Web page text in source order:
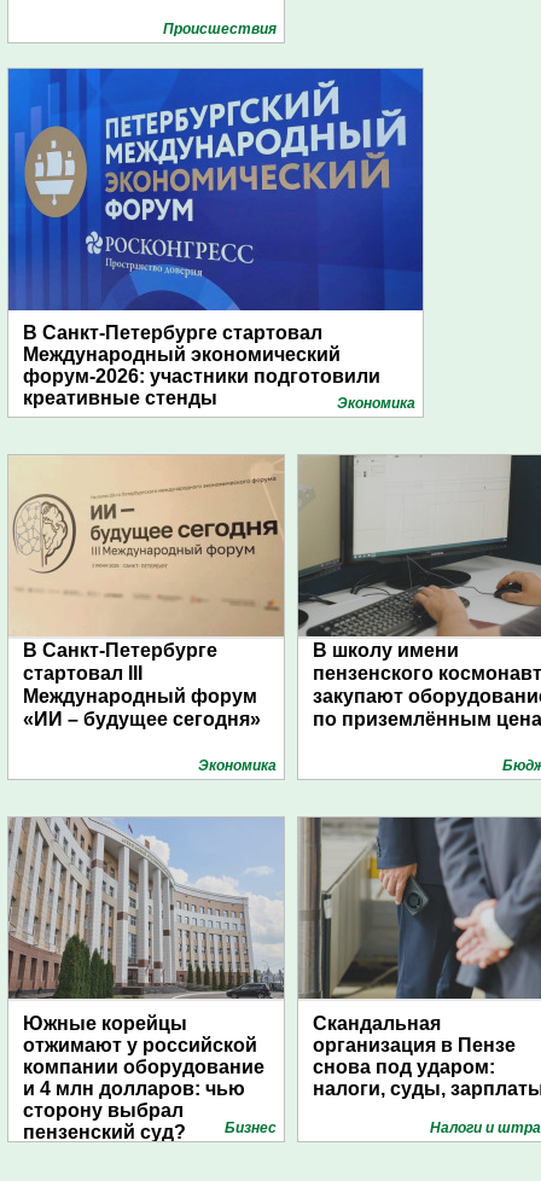
Проиcшествия
В Санкт-Петербурге стартовал
Международный экономический
форум-2026: участники подготовили
креативные стенды
Экономика
В Санкт-Петербурге
стартовал III
Международный форум
«ИИ – будущее сегодня»
Экономика
В школу имени
пензенского
закупают
по приземлённым
Южные корейцы
отжимают у российской
компании оборудование
и 4 млн долларов: чью
сторону выбрал
пензенский суд?
Бизнес
Скандальная
организация в Пензе
снова под ударом:
налоги, суды,
Налоги и